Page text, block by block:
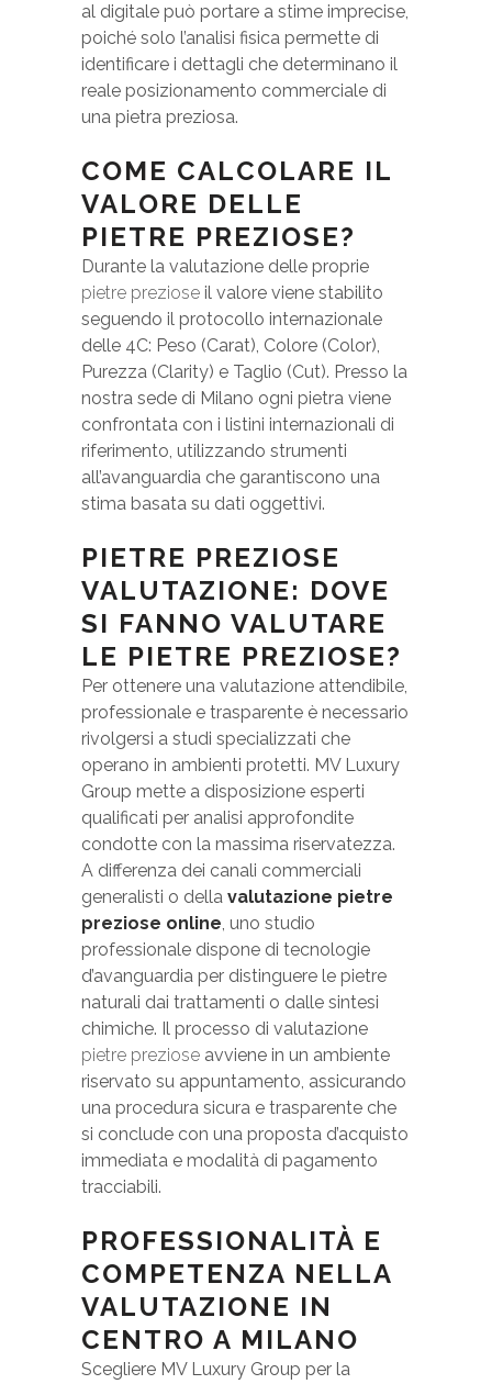
al digitale può portare a stime imprecise,
poiché solo l’analisi fisica permette di
identificare i dettagli che determinano il
reale posizionamento commerciale di
una pietra preziosa.
COME CALCOLARE IL
VALORE DELLE
PIETRE PREZIOSE?
Durante la valutazione delle proprie
pietre preziose il valore viene stabilito
seguendo il protocollo internazionale
delle 4C: Peso (Carat), Colore (Color),
Purezza (Clarity) e Taglio (Cut). Presso la
nostra sede di Milano ogni pietra viene
confrontata con i listini internazionali di
riferimento, utilizzando strumenti
all’avanguardia che garantiscono una
stima basata su dati oggettivi.
PIETRE PREZIOSE
VALUTAZIONE: DOVE
SI FANNO VALUTARE
LE PIETRE PREZIOSE?
Per ottenere una valutazione attendibile,
professionale e trasparente è necessario
rivolgersi a studi specializzati che
operano in ambienti protetti. MV Luxury
Group mette a disposizione esperti
qualificati per analisi approfondite
condotte con la massima riservatezza.
A differenza dei canali commerciali
generalisti o della valutazione pietre
preziose online, uno studio
professionale dispone di tecnologie
d’avanguardia per distinguere le pietre
naturali dai trattamenti o dalle sintesi
chimiche. Il processo di valutazione
pietre preziose avviene in un ambiente
riservato su appuntamento, assicurando
una procedura sicura e trasparente che
si conclude con una proposta d’acquisto
immediata e modalità di pagamento
tracciabili.
PROFESSIONALITÀ E
COMPETENZA NELLA
VALUTAZIONE IN
CENTRO A MILANO
Scegliere MV Luxury Group per la